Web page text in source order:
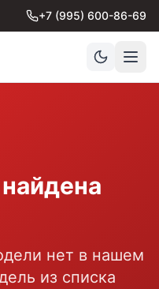
+7 (995) 600-86-69
нет в нашем
из списка